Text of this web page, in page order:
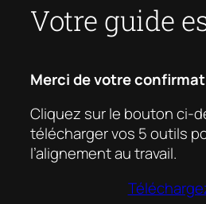
Votre guide
Merci de votre
Cliquez sur le bouton ci-
télécharger vos 5 outils
l’alignement au travail.